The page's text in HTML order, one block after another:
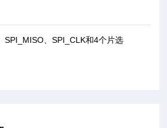
SPI_MISO、SPI_CLK和4个片选